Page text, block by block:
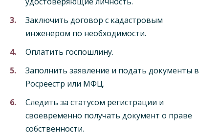
Заключить договор с кадастровым
инженером по необходимости.
Оплатить госпошлину.
Заполнить заявление и подать документы в
Росреестр или МФЦ.
Следить за статусом регистрации и
своевременно получать документ о праве
собственности.